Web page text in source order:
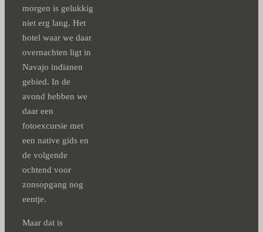
morgen is gelukkig
niet erg lang. Het
hotel waar we daar
overnachten ligt in
Navajo indianen
gebied. In de
avond hebben we
daar een
fotoexcursie met
een native gids en
de volgende
ochtend voor
zonsopgang nog
eentje.
Maar dat is